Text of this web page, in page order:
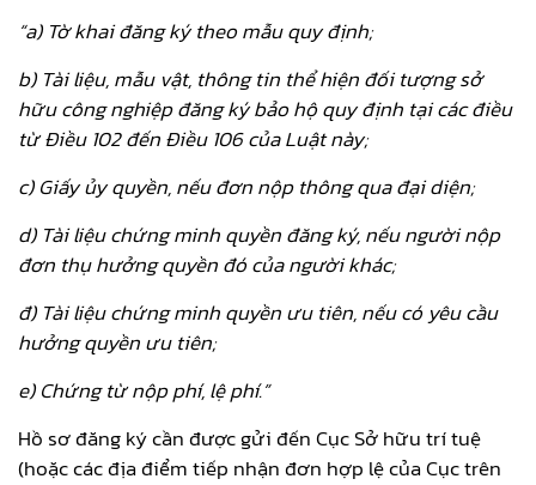
“a) Tờ khai đăng ký theo mẫu quy định;
b) Tài liệu, mẫu vật, thông tin thể hiện đối tượng sở
hữu công nghiệp đăng ký bảo hộ quy định tại các điều
từ Điều 102 đến Điều 106 của Luật này;
c) Giấy ủy quyền, nếu đơn nộp thông qua đại diện;
d) Tài liệu chứng minh quyền đăng ký, nếu người nộp
đơn thụ hưởng quyền đó của người khác;
đ) Tài liệu chứng minh quyền ưu tiên, nếu có yêu cầu
hưởng quyền ưu tiên;
e) Chứng từ nộp phí, lệ phí.”
Hồ sơ đăng ký cần được gửi đến Cục Sở hữu trí tuệ
(hoặc các địa điểm tiếp nhận đơn hợp lệ của Cục trên